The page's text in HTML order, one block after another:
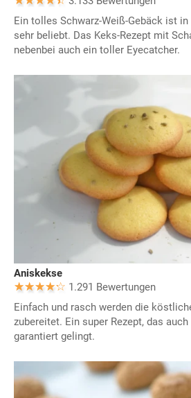
Ein tolles Schwarz-Weiß-Gebäck ist
sehr beliebt. Das Keks-Rezept mit
nebenbei auch ein toller Eyecatcher.
Aniskekse
1.291 Bewertungen
Einfach und rasch werden die
zubereitet. Ein super Rezept, das
garantiert gelingt.